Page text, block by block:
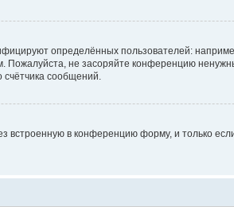
определённых пользователей:
не засоряйте конференцию
сообщений.
встроенную в конференцию форму, и только